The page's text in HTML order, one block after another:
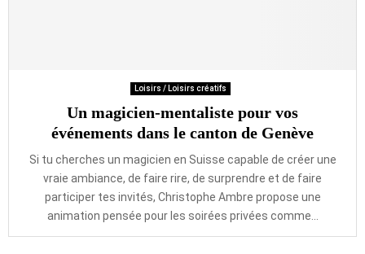
Loisirs / Loisirs créatifs
Un magicien-mentaliste pour vos
événements dans le canton de Genève
Si tu cherches un magicien en Suisse capable de créer une
vraie ambiance, de faire rire, de surprendre et de faire
participer tes invités, Christophe Ambre propose une
animation pensée pour les soirées privées comme...